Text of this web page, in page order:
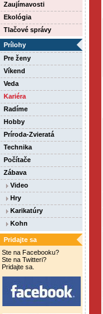
Zaujímavosti
Ekológia
Tlačové správy
Prílohy
Pre ženy
Víkend
Veda
Kariéra
Radíme
Hobby
Príroda-Zvieratá
Technika
Počítače
Zábava
Video
Hry
Karikatúry
Kohn
Pridajte sa
Ste na Facebooku?
Ste na Twitteri?
Pridajte sa.